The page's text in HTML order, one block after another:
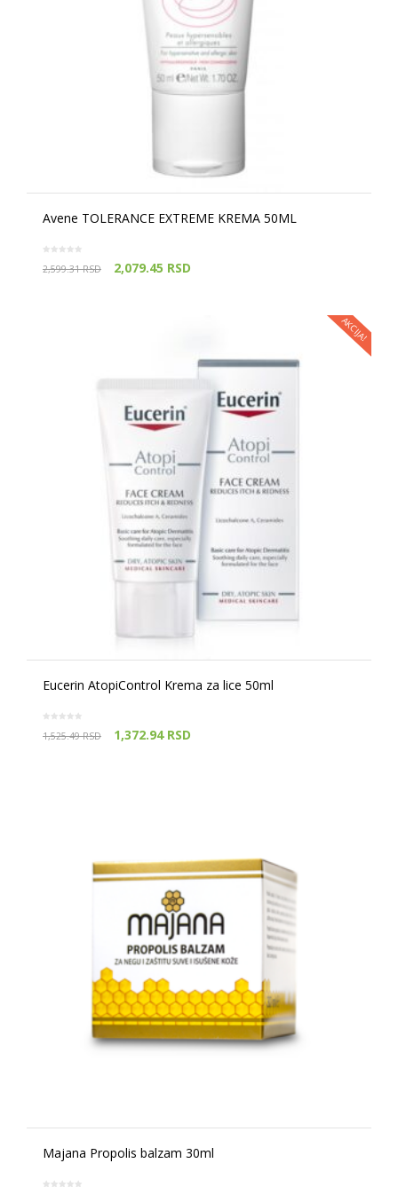
Avene TOLERANCE EXTREME KREMA 50ML
2,599.31RSD 2,079.45 RSD
AKCIJA!
Eucerin AtopiControl Krema za lice 50ml
1,525.49RSD 1,372.94 RSD
Majana Propolis balzam 30ml